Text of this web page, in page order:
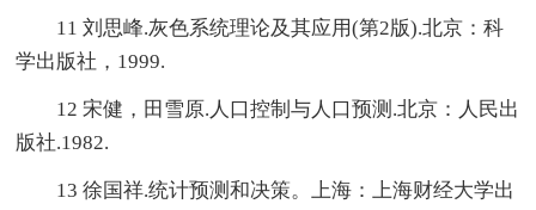
11 刘思峰.灰色系统理论及其应用(第2版).北京：科
学出版社，1999.
12 宋健，田雪原.人口控制与人口预测.北京：人民出
版社.1982.
13 徐国祥.统计预测和决策。上海：上海财经大学出